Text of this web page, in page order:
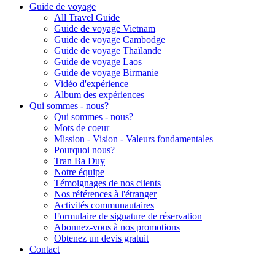
Guide de voyage
All Travel Guide
Guide de voyage Vietnam
Guide de voyage Cambodge
Guide de voyage Thaïlande
Guide de voyage Laos
Guide de voyage Birmanie
Vidéo d'expérience
Album des expériences
Qui sommes - nous?
Qui sommes - nous?
Mots de coeur
Mission - Vision - Valeurs fondamentales
Pourquoi nous?
Tran Ba Duy
Notre équipe
Témoignages de nos clients
Nos références à l'étranger
Activités communautaires
Formulaire de signature de réservation
Abonnez-vous à nos promotions
Obtenez un devis gratuit
Contact